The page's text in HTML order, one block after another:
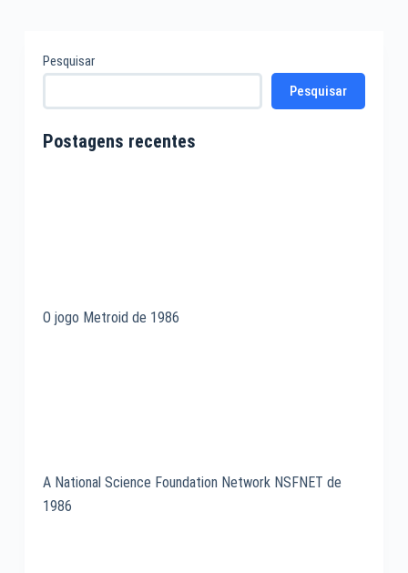
Pesquisar
Pesquisar
Postagens recentes
O jogo Metroid de 1986
A National Science Foundation Network NSFNET de
1986